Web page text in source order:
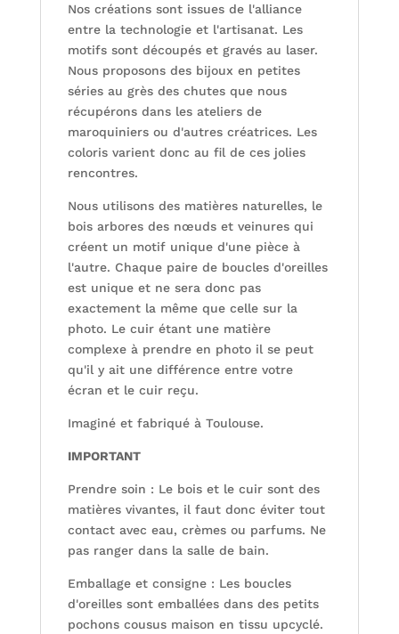
Nos créations sont issues de l'alliance
entre la technologie et l'artisanat. Les
motifs sont découpés et gravés au laser.
Nous proposons des bijoux en petites
séries au grès des chutes que nous
récupérons dans les ateliers de
maroquiniers ou d'autres créatrices. Les
coloris varient donc au fil de ces jolies
rencontres.
Nous utilisons des matières naturelles, le
bois arbores des nœuds et veinures qui
créent un motif unique d'une pièce à
l'autre. Chaque paire de boucles d'oreilles
est unique et ne sera donc pas
exactement la même que celle sur la
photo. Le cuir étant une matière
complexe à prendre en photo il se peut
qu'il y ait une différence entre votre
écran et le cuir reçu.
Imaginé et fabriqué à Toulouse.
IMPORTANT
Prendre soin : Le bois et le cuir sont des
matières vivantes, il faut donc éviter tout
contact avec eau, crèmes ou parfums. Ne
pas ranger dans la salle de bain.
Emballage et consigne : Les boucles
d'oreilles sont emballées dans des petits
pochons cousus maison en tissu upcyclé.